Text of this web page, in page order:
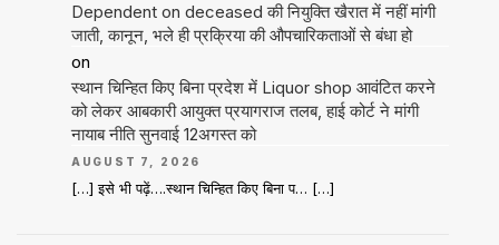
Dependent on deceased की नियुक्ति खैरात में नहीं मांगी
जाती, कानून, भले ही प्रक्रिया की औपचारिकताओं से बंधा हो
on
स्थान चिन्हित किए बिना प्रदेश में Liquor shop आवंटित करने
को लेकर आबकारी आयुक्त प्रयागराज तलब, हाई कोर्ट ने मांगी
नायाब नीति सुनवाई 12अगस्त को
AUGUST 7, 2026
[…] इसे भी पढ़ें….स्थान चिन्हित किए बिना प… […]